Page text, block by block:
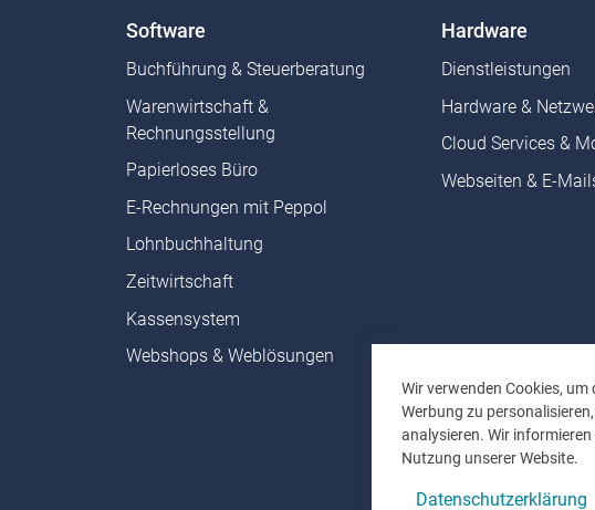
Wir verwenden Cookies,
Werbung zu
analysieren. Wir
Nutzung unserer Website.
Datenschutzerklärung
Software
Buchführung & Steuerberatung
Warenwirtschaft &
Rechnungsstellung
Papierloses Büro
E-Rechnungen mit Peppol
Lohnbuchhaltung
Zeitwirtschaft
Kassensystem
Webshops & Weblösungen
Hardware
Dienstleistungen
Hardware &
Cloud Services &
Webseiten & E-